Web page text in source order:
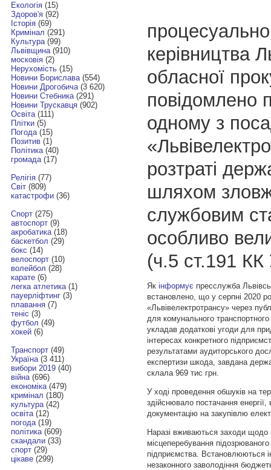
Екологія(15)
Здоров'я(92)
Історія(69)
Кримінал (291)
Культура(99)
Львівщина(910)
московія(2)
Нерухомість(15)
Новини Борислава(554)
Новини Дрогобича(3 620)
Новини Стебника(291)
Новини Трускавця(902)
Освіта(111)
Плітки(5)
Погода(15)
Позитив(1)
Політика(40)
громада(17)
Релігія(77)
Світ(809)
катастрофи(36)
Спорт(275)
автоспорт(9)
акробатика(18)
баскетбол (29)
бокс (14)
велоспорт(10)
волейбол (28)
карате(6)
легка атлетика(1)
пауерліфтинг(3)
плавання(7)
теніс (3)
футбол (49)
хокей(6)
Транспорт(49)
Україна(3 411)
вибори 2019(40)
війна(696)
економіка(479)
кримінал (180)
культура(42)
освіта(12)
погода(19)
політика(609)
скандали(33)
спорт(29)
цікаве(299)
керівництва
обласної
повідомлено
одному з
розтраті
шляхом
службовим
особливо
(ч.5 ст.191 КК
Як інформує пресслужба
встановлено, що у серпні 2020
«Львівелектротрансу» через
для комунального
укладав додаткові угоди для
інтересах конкретного
результатами аудиторського
експертизи шкода, завдана
склала 969 тис грн.
У ході проведення обшуків на
здійснювало постачання
документацію на закупівлю
Наразі вживаються заходи щодо
місцеперебування
підприємства. Встановлюються
незаконного заволодіння